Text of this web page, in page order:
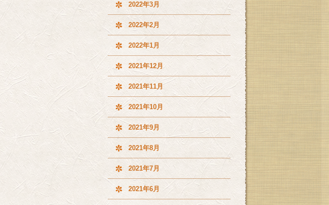
2022年3月
2022年2月
2022年1月
2021年12月
2021年11月
2021年10月
2021年9月
2021年8月
2021年7月
2021年6月